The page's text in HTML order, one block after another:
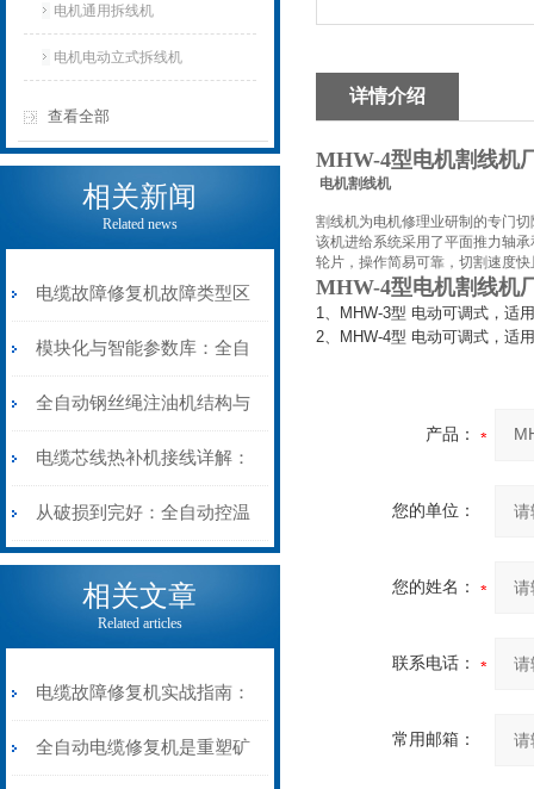
电机通用拆线机
电机电动立式拆线机
查看全部
相关新闻
Related news
电缆故障修复机故障类型区
分指南：从“绝缘电
阻”到“波形特征”的精准诊
断逻辑
模块化与智能参数库：全自
动电缆修复机的快速换型逻
辑
全自动钢丝绳注油机结构与
工作原理：揭秘高效润滑的
机械密码
电缆芯线热补机接线详解：
从入门到精通
从破损到完好：全自动控温
电缆热补机的核心价值
相关文章
Related articles
电缆故障修复机实战指南：
从“盲测”到“精确定点”的三
全自动电缆修复机是重塑矿
详情介绍
MHW-4型电机割线机
电机割线机
割线机为电机修理业研制的专门
该机进给系统采用了平面推力轴
轮片，操作简易可靠，切割速度
MHW-4型电机割线机
1、MHW-3型 电动可调式，适
2、MHW-4型 电动可调式，适
产品：
您的单位：
您的姓名：
联系电话：
常用邮箱：